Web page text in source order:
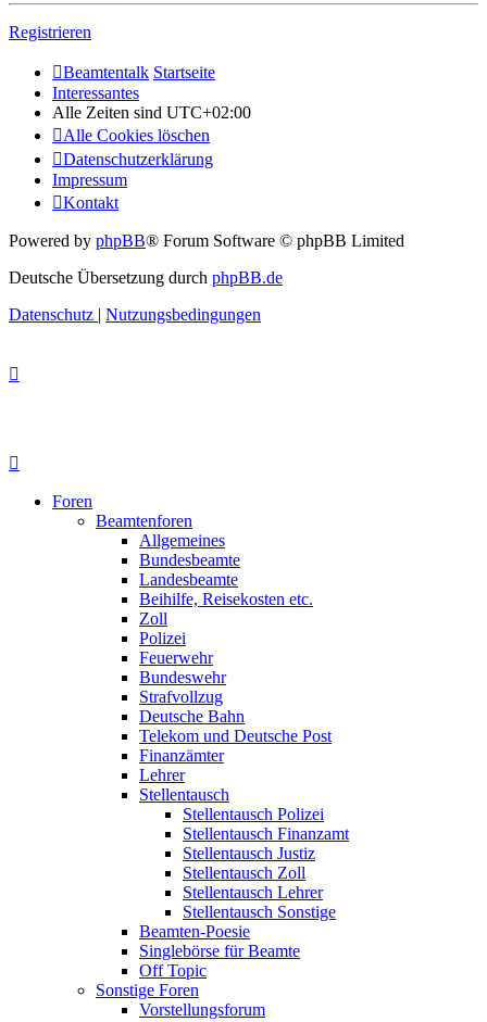
Registrieren
Beamtentalk Startseite
Interessantes
Alle Zeiten sind UTC+02:00
Alle Cookies löschen
Datenschutzerklärung
Impressum
Kontakt
Powered by phpBB® Forum Software © phpBB Limited
Deutsche Übersetzung durch phpBB.de
Datenschutz | Nutzungsbedingungen
Foren
Beamtenforen
Allgemeines
Bundesbeamte
Landesbeamte
Beihilfe, Reisekosten etc.
Zoll
Polizei
Feuerwehr
Bundeswehr
Strafvollzug
Deutsche Bahn
Telekom und Deutsche Post
Finanzämter
Lehrer
Stellentausch
Stellentausch Polizei
Stellentausch Finanzamt
Stellentausch Justiz
Stellentausch Zoll
Stellentausch Lehrer
Stellentausch Sonstige
Beamten-Poesie
Singlebörse für Beamte
Off Topic
Sonstige Foren
Vorstellungsforum